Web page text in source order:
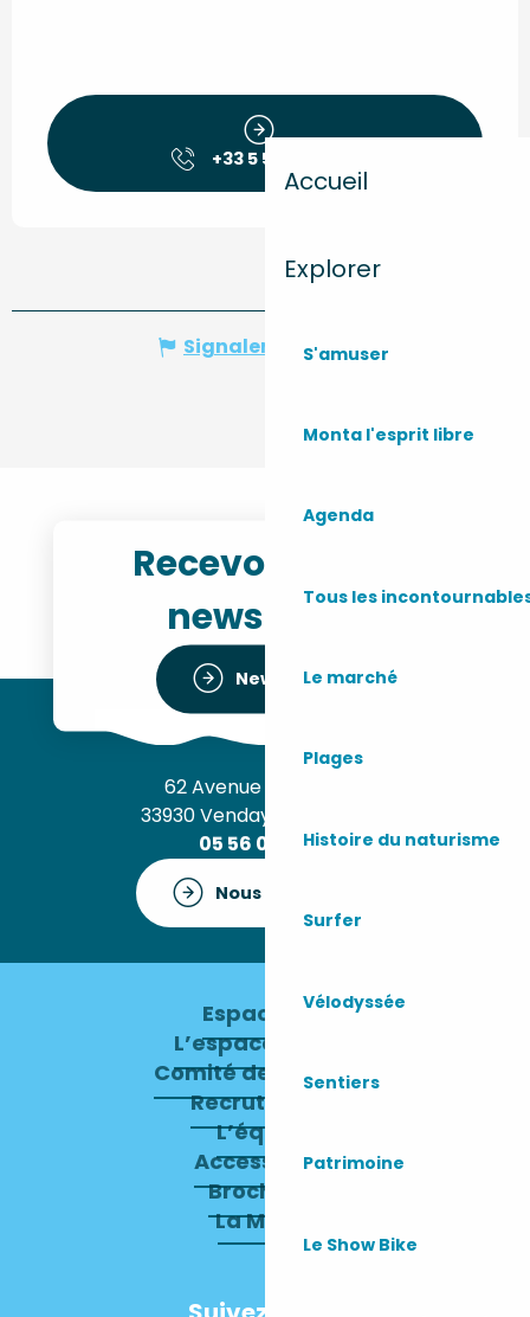
Accueil
Explorer
S'amuser
Monta l'esprit libre
Agenda
Tous les
Le marché
Plages
Histoire du naturisme
Surfer
Vélodyssée
Sentiers
Patrimoine
Le Show Bike
+33 5 56 41 70
Signaler une erreur
Recevoir notre
newsletter
Newsletter
62 Avenue de l’Océan
33930 Vendays-Montalivet
05 56 09 30 12
Nous contacter
Espace pro
L’espace presse
Comité de direction
Recrutement
L’équipe
Accessibilité
Brochures
La Mairie